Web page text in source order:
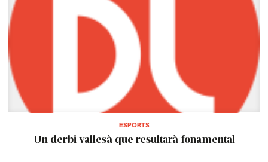
ESPORTS
Un derbi vallesà que resultarà fonamental